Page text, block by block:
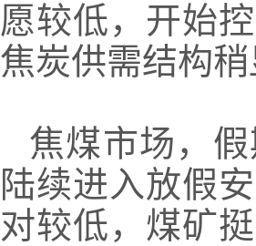
愿较低，开始
焦炭供需结构
焦煤市场，
陆续进入放假
对较低，煤矿